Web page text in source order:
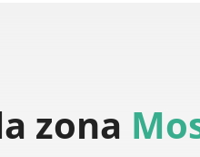
zona